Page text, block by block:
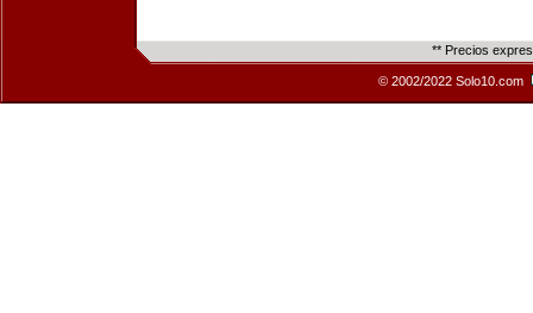
** Precios
© 2002/2022 Solo10.com